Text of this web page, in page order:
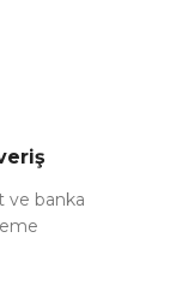
bilgiler bulunuyor.
bulunuyor.
daha pahalı.
olmalı.
ve banka